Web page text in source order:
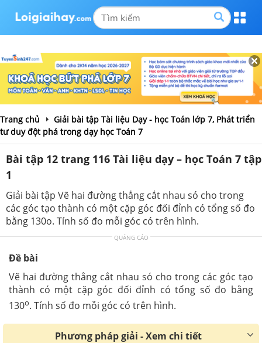
Trang chủ
Giải bài tập Tài liệu Dạy - học Toán lớp 7, Phát triển
tư duy đột phá trong dạy học Toán 7
Bài tập 12 trang 116 Tài liệu dạy – học Toán 7 tập
1
Giải bài tập Vẽ hai đường thẳng cắt nhau só cho trong
các góc tạo thành có một cặp góc đối đỉnh có tổng số đo
bằng 130o. Tính số đo mỗi góc có trên hình.
QUẢNG CÁO
Đề bài
Vẽ hai đường thẳng cắt nhau só cho trong các góc tạo
thành có một cặp góc đối đỉnh có tổng số đo bằng
130o. Tính số đo mỗi góc có trên hình.
Phương pháp giải - Xem chi tiết